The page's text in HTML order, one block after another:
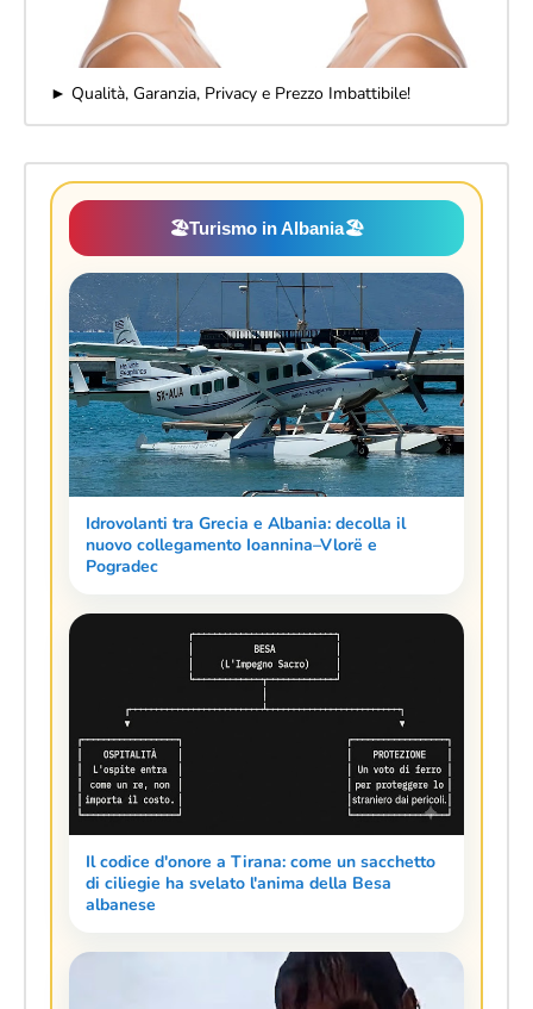
► Qualità, Garanzia, Privacy e Prezzo Imbattibile!
🏖️Turismo in Albania🏖️
Idrovolanti tra Grecia e Albania: decolla il
nuovo collegamento Ioannina–Vlorë e
Pogradec
Il codice d'onore a Tirana: come un sacchetto
di ciliegie ha svelato l'anima della Besa
albanese